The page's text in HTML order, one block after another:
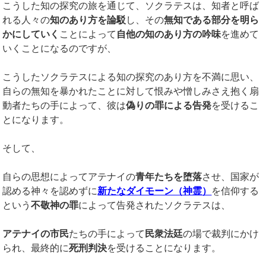
こうした知の探究の旅を通じて、ソクラテスは、知者と呼ば
れる人々の知のあり方を論駁 し、その無知である部分を明ら
かにしていく ことによって 自他の知のあり方の吟味を進めて
いくことになるのですが、
こうしたソクラテスによる知の探究のあり方を不満に思い、
自らの無知を暴かれたことに対して恨みや憎しみさえ抱く扇
動者たちの手によって、彼は偽りの罪による告発を受けるこ
とになります。
そして、
自らの思想によってアテナイの青年たちを堕落させ、国家が
認める神々を認めずに新たなダイモーン（神霊） を信仰する
という不敬神の罪によって告発されたソクラテスは、
アテナイの市民たちの手によって 民衆法廷の場で裁判にかけ
られ、最終的に死刑判決を受けることになります。